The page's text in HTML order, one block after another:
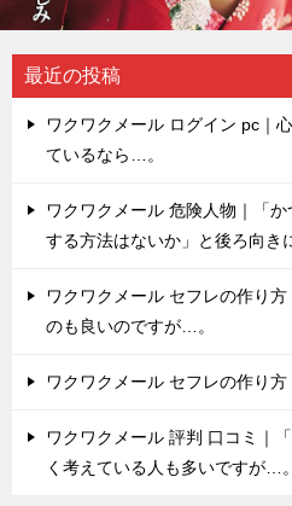
最近の投稿
ワクワクメール ログイン pc｜
ているなら…。
ワクワクメール 危険人物｜「
する方法はないか」と後ろ向き
ワクワクメール セフレの作り
のも良いのですが…。
ワクワクメール セフレの作り
ワクワクメール 評判 口コミ｜
く考えている人も多いですが…。